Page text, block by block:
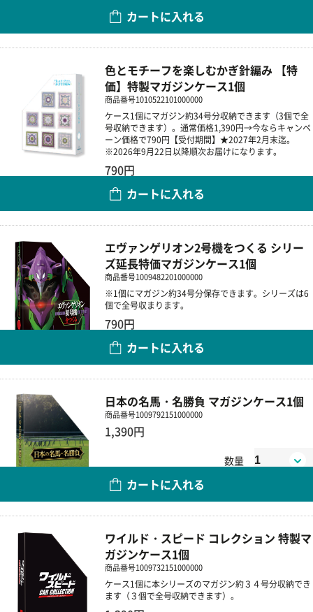
カートに入れる
色とモチーフを楽しむかぎ針編み 【特
価】特製マガジンケース1個
商品番号1010522101000000
ケース1個にマガジン約34号分収納できます（3個で全
号収納できます）。通常価格1,390円→今ならキャンペ
ーン価格で790円【受付期間】★2027年2月末迄。
※2026年9月22日以降順次お届けになります。
790円
カートに入れる
エヴァンゲリオン2号機をつくる シリー
ズ延長特価マガジンケース1個
商品番号1009482201000000
※1個にマガジン約34号分保存できます。シリーズは6
個で全号収まります。
790円
カートに入れる
日本の名馬・名勝負 マガジンケース1個
商品番号1009792151000000
1,390円
数量
カートに入れる
ワイルド・スピード コレクション 特製マ
ガジンケース1個
商品番号1009732151000000
ケース1個に本シリーズのマガジン約３４号分収納でき
ます（３個で全号収納できます）。